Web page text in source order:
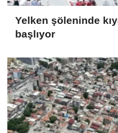
Yelken şöleninde
başlıyor